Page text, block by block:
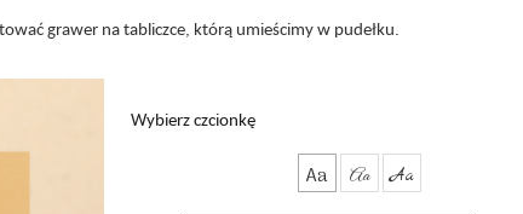
grawer na tabliczce, którą umieścimy w pudełku.
Wybierz czcionkę
Aa Aa Aa